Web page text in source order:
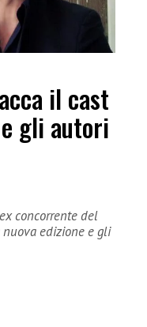
il cast
gli autori
concorrente del
edizione e gli